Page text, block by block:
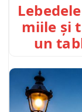
miile și
un